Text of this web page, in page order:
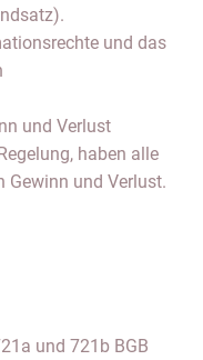
und das
und Verlust
haben alle
Gewinn und Verlust.
und 721b BGB